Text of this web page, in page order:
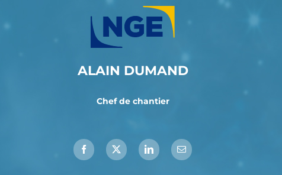
ALAIN DUMAND
Chef de chantier